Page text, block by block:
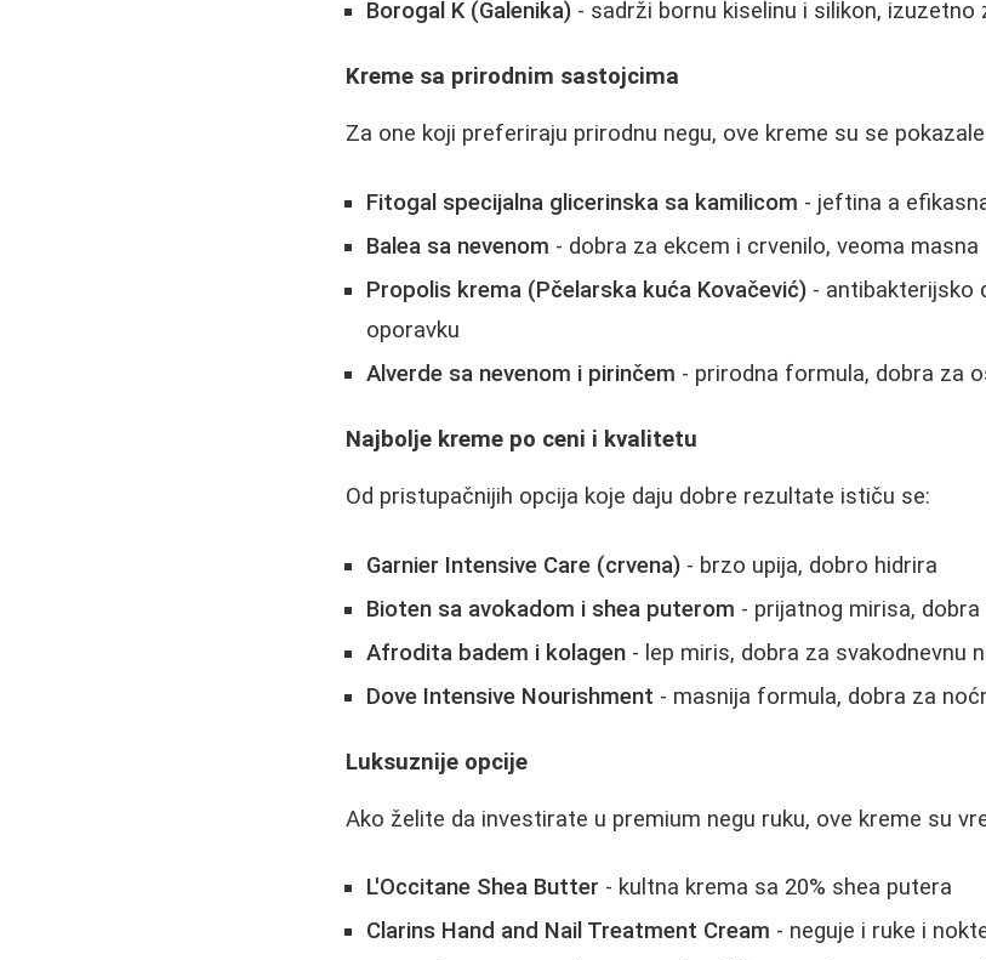
Borogal K (Galenika) - sadrži bornu kiselinu i silikon, izuzetno
Kreme sa prirodnim sastojcima
Za one koji preferiraju prirodnu negu, ove kreme su se
Fitogal specijalna glicerinska sa kamilicom - jeftina a
Balea sa nevenom - dobra za ekcem i crvenilo, veoma masna
Propolis krema (Pčelarska kuća Kovačević) - antibakterijsko
oporavku
Alverde sa nevenom i pirinčem - prirodna formula, dobra za
Najbolje kreme po ceni i kvalitetu
Od pristupačnijih opcija koje daju dobre rezultate ističu se:
Garnier Intensive Care (crvena) - brzo upija, dobro hidrira
Bioten sa avokadom i shea puterom - prijatnog mirisa,
Afrodita badem i kolagen - lep miris, dobra za svakodnevnu
Dove Intensive Nourishment - masnija formula, dobra za
Luksuznije opcije
Ako želite da investirate u premium negu ruku, ove kreme su
L'Occitane Shea Butter - kultna krema sa 20% shea putera
Clarins Hand and Nail Treatment Cream - neguje i ruke i